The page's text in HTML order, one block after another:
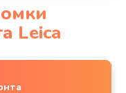
Leica